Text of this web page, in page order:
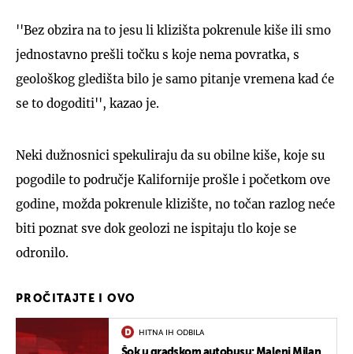
''Bez obzira na to jesu li klizišta pokrenule kiše ili smo
jednostavno prešli točku s koje nema povratka, s
geološkog gledišta bilo je samo pitanje vremena kad će
se to dogoditi'', kazao je.
Neki dužnosnici spekuliraju da su obilne kiše, koje su
pogodile to područje Kalifornije prošle i početkom ove
godine, možda pokrenule klizište, no točan razlog neće
biti poznat sve dok geolozi ne ispitaju tlo koje se
odronilo.
PROČITAJTE I OVO
HITNA IH ODBILA